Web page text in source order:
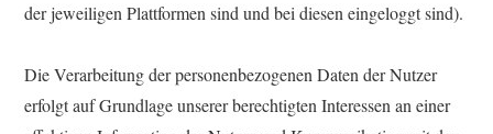
der jeweiligen Plattformen sind und bei diesen eingeloggt sind).
Die Verarbeitung der personenbezogenen Daten der Nutzer
erfolgt auf Grundlage unserer berechtigten Interessen an einer